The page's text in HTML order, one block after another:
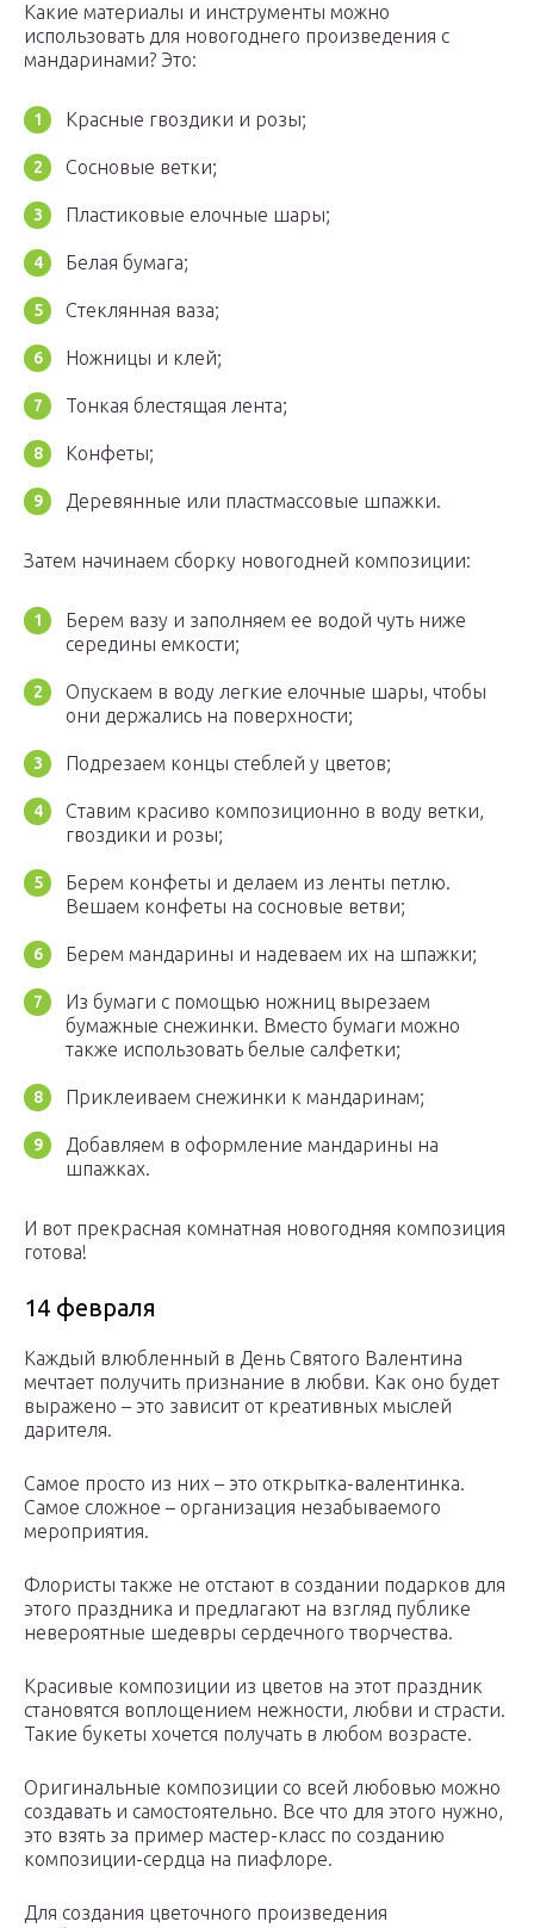
Какие материалы и инструменты можно
использовать для новогоднего произведения с
мандаринами? Это:
Красные гвоздики и розы;
Сосновые ветки;
Пластиковые елочные шары;
Белая бумага;
Стеклянная ваза;
Ножницы и клей;
Тонкая блестящая лента;
Конфеты;
Деревянные или пластмассовые шпажки.
Затем начинаем сборку новогодней композиции:
Берем вазу и заполняем ее водой чуть ниже
середины емкости;
Опускаем в воду легкие елочные шары, чтобы
они держались на поверхности;
Подрезаем концы стеблей у цветов;
Ставим красиво композиционно в воду ветки,
гвоздики и розы;
Берем конфеты и делаем из ленты петлю.
Вешаем конфеты на сосновые ветви;
Берем мандарины и надеваем их на шпажки;
Из бумаги с помощью ножниц вырезаем
бумажные снежинки. Вместо бумаги можно
также использовать белые салфетки;
Приклеиваем снежинки к мандаринам;
Добавляем в оформление мандарины на
шпажках.
И вот прекрасная комнатная новогодняя композиция
готова!
14 февраля
Каждый влюбленный в День Святого Валентина
мечтает получить признание в любви. Как оно будет
выражено – это зависит от креативных мыслей
дарителя.
Самое просто из них – это открытка-валентинка.
Самое сложное – организация незабываемого
мероприятия.
Флористы также не отстают в создании подарков для
этого праздника и предлагают на взгляд публике
невероятные шедевры сердечного творчества.
Красивые композиции из цветов на этот праздник
становятся воплощением нежности, любви и страсти.
Такие букеты хочется получать в любом возрасте.
Оригинальные композиции со всей любовью можно
создавать и самостоятельно. Все что для этого нужно,
это взять за пример мастер-класс по созданию
композиции-сердца на пиафлоре.
Для создания цветочного произведения